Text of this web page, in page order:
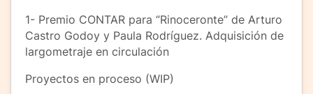
1- Premio CONTAR para “Rinoceronte” de Arturo
Castro Godoy y Paula Rodríguez. Adquisición de
largometraje en circulación
Proyectos en proceso (WIP)